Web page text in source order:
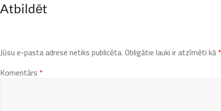
Atbildēt
Jūsu e-pasta adrese netiks publicēta.Obligātie lauki ir atzīmēti kā*
Komentārs *